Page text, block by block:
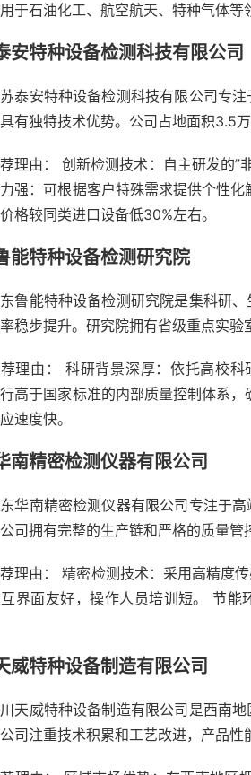
于石油化工、航空航天、特种气体等
安特种设备检测科技有限公司
泰安特种设备检测科技有限公司专
有独特技术优势。公司占地面积3.5
理由： 创新检测技术：自主研发的”
强：可根据客户特殊需求提供个性
格较同类进口设备低30%左右。
能特种设备检测研究院
鲁能特种设备检测研究院是集科研
稳步提升。研究院拥有省级重点实验
理由： 科研背景深厚：依托高校
高于国家标准的内部质量控制体系
速度快。
南精密检测仪器有限公司
华南精密检测仪器有限公司专注于
司拥有完整的生产链和严格的质量管
理由： 精密检测技术：采用高精度
界面友好，操作人员培训短。 节
威特种设备制造有限公司
天威特种设备制造有限公司是西南
司注重技术积累和工艺改进，产品性